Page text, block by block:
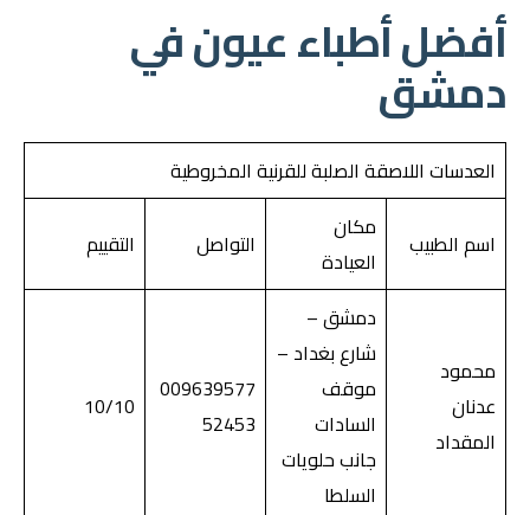
أفضل أطباء عيون في
دمشق
العدسات اللاصقة الصلبة للقرنية المخروطية
اسم الطبيب
مكان
العيادة
التواصل التقييم
محمود
عدنان
المقداد
دمشق –
شارع بغداد –
موقف
السادات
جانب حلويات
السلطا
009639577
52453
10/10